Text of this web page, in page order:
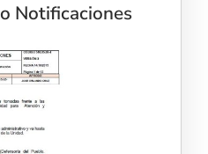
Notificaciones